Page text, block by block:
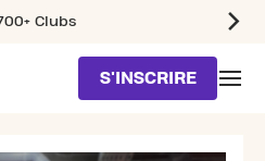
Clubs
S'INSCRIRE